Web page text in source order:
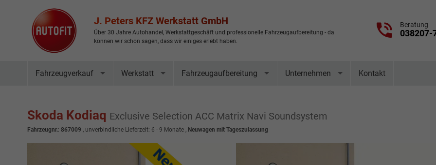
J. Peters KFZ Werkstatt GmbH
Über 30 Jahre Autohandel, Werkstattgeschäft und professionelle Fahrzeugaufbereitung - da
können wir schon sagen, dass wir einiges erlebt haben.
Beratung
038207-
Fahrzeugverkauf Werkstatt Fahrzeugaufbereitung Unternehmen Kontakt
Skoda Kodiaq Exclusive Selection ACC Matrix Navi Soundsystem
Fahrzeugnr.: 867009 , unverbindliche Lieferzeit: 6 - 9 Monate , Neuwagen mit Tageszulassung